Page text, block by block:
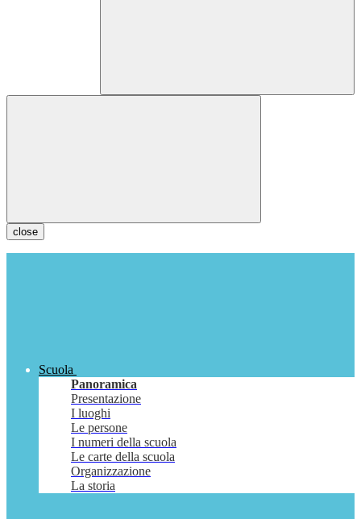
close
Scuola
Panoramica
Presentazione
I luoghi
Le persone
I numeri della scuola
Le carte della scuola
Organizzazione
La storia